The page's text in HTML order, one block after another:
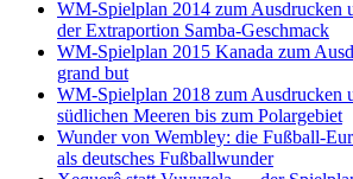
WM-Spielplan 2014 zum
der Extraportion Samba-Geschmack
WM-Spielplan 2015 Kanada zum
grand but
WM-Spielplan 2018 zum
südlichen Meeren bis zum Polargebiet
Wunder von Wembley: die Fußball-
als deutsches Fußballwunder